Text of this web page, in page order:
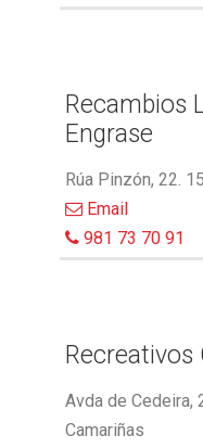
Recambios
Engrase
Rúa Pinzón, 22.
Email
981 73 70 91
Avda de Cedeira,
Camariñas